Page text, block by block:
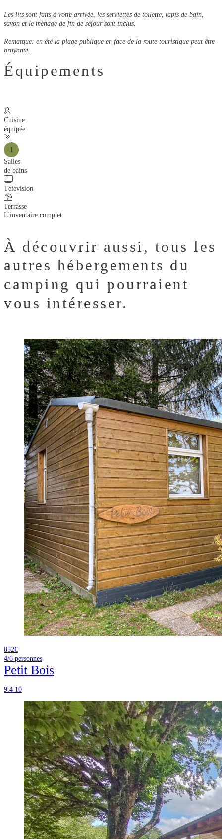
Les lits sont faits à votre arrivée, les serviettes de toilette, tapis de bain,
savon et le ménage de fin de séjour sont inclus.
Remarque: en été la plage publique en face de la route touristique peut être
bruyante.
Équipements
Cuisine
équipée
1
Salles
de bains
Télévision
Terrasse
L'inventaire complet
À découvrir aussi, tous les
autres hébergements du
camping qui pourraient
vous intéresser.
852€
4/6 personnes
Petit Bois
9.4 10